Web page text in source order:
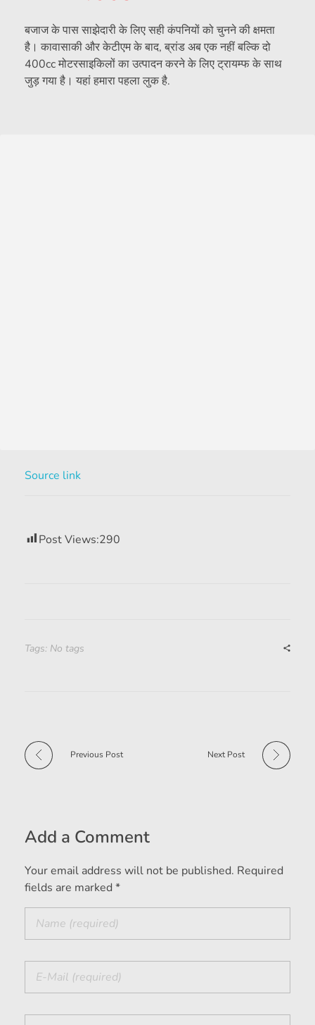
बजाज के पास साझेदारी के लिए सही कंपनियों को चुनने की क्षमता
है। कावासाकी और केटीएम के बाद, ब्रांड अब एक नहीं बल्कि दो
400cc मोटरसाइकिलों का उत्पादन करने के लिए ट्रायम्फ के साथ
जुड़ गया है। यहां हमारा पहला लुक है.
Source link
Post Views:290
Tags: No tags
Previous Post Next Post
Add a Comment
Your email address will not be published. Required
fields are marked *